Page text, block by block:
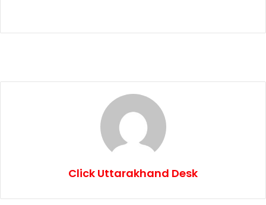
Click Uttarakhand Desk